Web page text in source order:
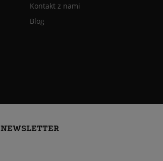
Kontakt z nami
Blog
NEWSLETTER